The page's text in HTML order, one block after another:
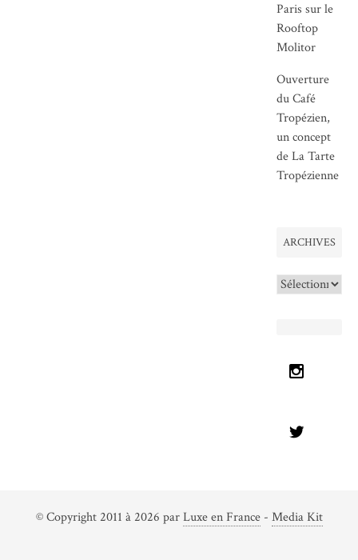
Paris sur le
Rooftop
Molitor
Ouverture
du Café
Tropézien,
un concept
de La Tarte
Tropézienne
ARCHIVES
Archives
© Copyright 2011 à 2026 parLuxe en France- Media Kit